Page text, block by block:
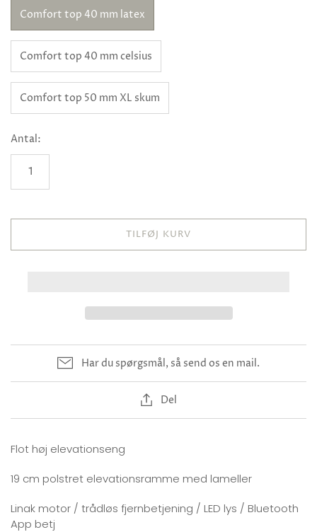
Comfort top 40 mm latex
Comfort top 40 mm celsius
Comfort top 50 mm XL skum
Antal:
TILFØJ KURV
Har du spørgsmål, så send os en mail.
Del
Flot høj elevationseng
19 cm polstret elevationsramme med lameller
Linak motor / trådløs fjernbetjening / LED lys / Bluetooth
App betj